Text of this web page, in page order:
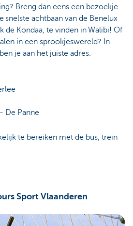
Breng dan eens een bezoekje
snelste achtbaan van de Benelux
de Kondaa, te vinden in Walibi! Of
in een sprookjeswereld? In
je aan het juiste adres.
De Panne
te bereiken met de bus, trein
Sport Vlaanderen